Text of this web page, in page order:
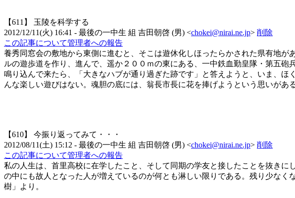
【611】 玉陵を科学する
2012/12/11(火) 16:41 - 最後の一中生 組 吉田朝啓 (男) <chokei@nirai.ne.jp> 削除
この記事について管理者への報告
養秀同窓会の敷地から東側に進むと、そこは遊休化しほったらかされた県有地
ルの遊歩道を作り、進んで、遥か２００ｍの東にある、一中鉄血勤皇隊・第五
鳴り込んで来たら、「大きなハブが通り過ぎた跡です」と答えようと、いま、
んな楽しい遊びはない。魂胆の底には、翁長市長に花を捧げようという思いがあ
【610】 今振り返ってみて・・・
2012/08/11(土) 15:12 - 最後の一中生 組 吉田朝啓 (男) <chokei@nirai.ne.jp> 削除
この記事について管理者への報告
私の人生は、首里高校に在学したこと、そして同期の学友と接したことを抜き
の中にも故人となった人が増えているのが何とも淋しい限りである。残り少な
樹」より。